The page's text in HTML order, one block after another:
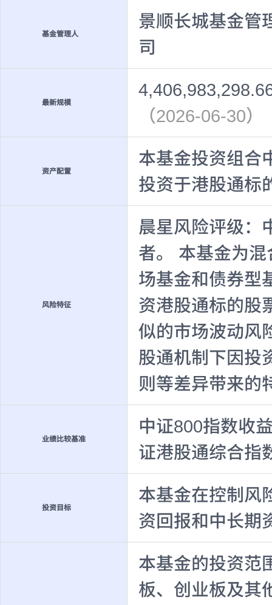
基金管理人
景顺长城基金管
司
最新规模
（2026-06-30）
资产配置
本基金投资组合
投资于港股通标
风险特征
晨星风险评级：
者。 本基金为
场基金和债券型
资港股通标的股
似的市场波动风
股通机制下因投
则等差异带来的
业绩比较基准
中证800指数收
证港股通综合指
投资目标
本基金在控制风
资回报和中长期
本基金的投资范
板、创业板及其